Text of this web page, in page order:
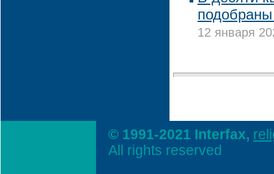
12 января
© 1991-2021 Interfax,
All rights reserved